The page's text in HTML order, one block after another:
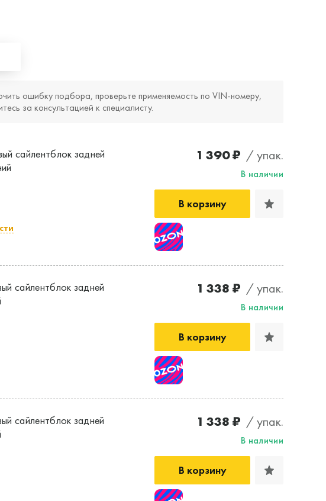
ошибку подбора, проверьте применяемость по VIN‑номеру,
за консультацией к специалисту.
сайлентблок задней
1 390 ₽ / упак.
В наличии
В корзину
сайлентблок задней
1 338 ₽ / упак.
В наличии
В корзину
сайлентблок задней
1 338 ₽ / упак.
В наличии
В корзину